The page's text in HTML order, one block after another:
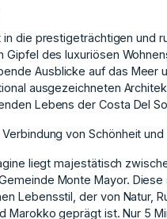
die prestigeträchtigen und
Gipfel des luxuriösen
Ausblicke auf das Meer
ausgezeichneten
Lebens der Costa Del
Verbindung von Schönheit
liegt majestätisch
Monte Mayor.
Lebensstil, der von Natur,
Marokko geprägt ist. Nur 5